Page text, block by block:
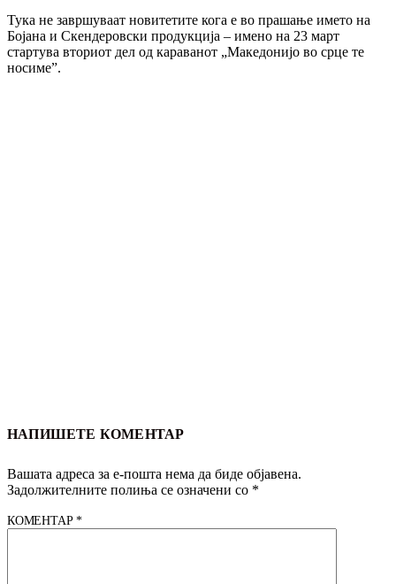
Тука не завршуваат новитетите кога е во прашање името на
Бојана и Скендеровски продукција – имено на 23 март
стартува вториот дел од караванот „Македонијо во срце те
носиме”.
НАПИШЕТЕ КОМЕНТАР
Вашата адреса за е-пошта нема да биде објавена.
Задолжителните полиња се означени со *
КОМЕНТАР*